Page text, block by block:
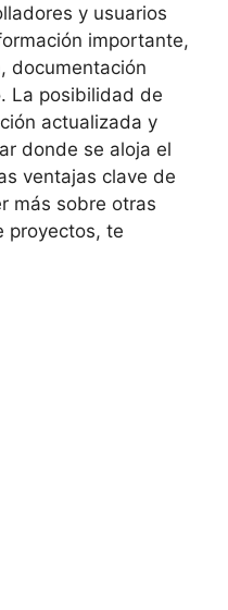
y usuarios
importante,
documentación
La posibilidad de
actualizada y
donde se aloja el
ventajas clave de
más sobre otras
proyectos, te